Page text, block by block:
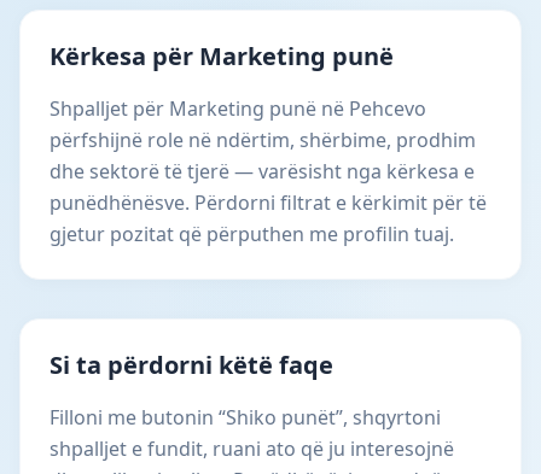
Kërkesa për Marketing punë
Shpalljet për Marketing punë në Pehcevo
përfshijnë role në ndërtim, shërbime, prodhim
dhe sektorë të tjerë — varësisht nga kërkesa e
punëdhënësve. Përdorni filtrat e kërkimit për të
gjetur pozitat që përputhen me profilin tuaj.
Si ta përdorni këtë faqe
Filloni me butonin “Shiko punët”, shqyrtoni
shpalljet e fundit, ruani ato që ju interesojnë